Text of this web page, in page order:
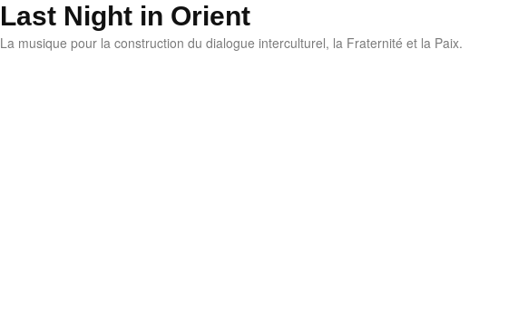
Last Night in Orient
La musique pour la construction du dialogue interculturel, la Fraternité et la Paix.